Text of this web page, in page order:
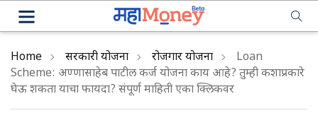
Home सरकारी योजना रोजगार योजना
Loan
Scheme: अण्णासाहेब पाटील कर्ज योजना काय आहे? तुम्ही कशाप्रकारे
घेऊ शकता याचा फायदा? संपूर्ण माहिती एका क्लिकवर